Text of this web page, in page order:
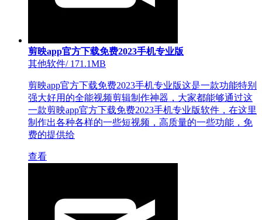
剪映app官方下载免费2023手机专业版
其他软件/171.1MB
剪映app官方下载免费2023手机专业版这是一款功能特别
强大好用的全能视频剪辑制作神器，大家都能够通过这
一款剪映app官方下载免费2023手机专业版软件，在这里
制作出各种各样的一些短视频，高质量的一些功能，免
费的提供给
查看